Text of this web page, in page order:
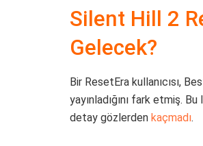
Silent Hill 2
Gelecek?
Bir ResetEra kullanıcısı,
yayınladığını fark etmiş.
detay gözlerden kaçmadı.